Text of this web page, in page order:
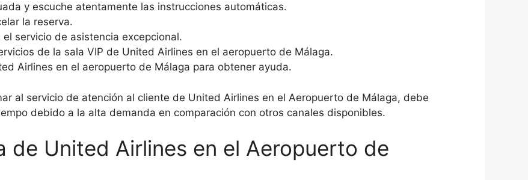
y escuche atentamente las instrucciones automáticas.
la reserva.
servicio de asistencia excepcional.
de la sala VIP de United Airlines en el aeropuerto de Málaga.
Airlines en el aeropuerto de Málaga para obtener ayuda.
al servicio de atención al cliente de United Airlines en el Aeropuerto de Málaga, debe
debido a la alta demanda en comparación con otros canales disponibles.
de United Airlines en el Aeropuerto de